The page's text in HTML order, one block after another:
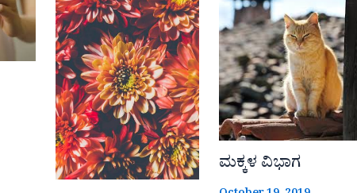
ಮಕ್ಕಳ ವಿಭಾಗ